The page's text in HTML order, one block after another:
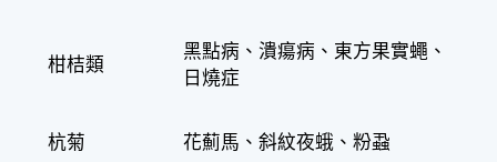
柑桔類
黑點病、潰瘍病、東方果實蠅、
日燒症
杭菊 花薊馬、斜紋夜蛾、粉蝨